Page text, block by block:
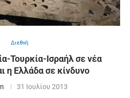
Διεθνή
Τουρκία-Ισραήλ σε νέα
η Ελλάδα σε κίνδυνο
31 Ιουλίου 2013